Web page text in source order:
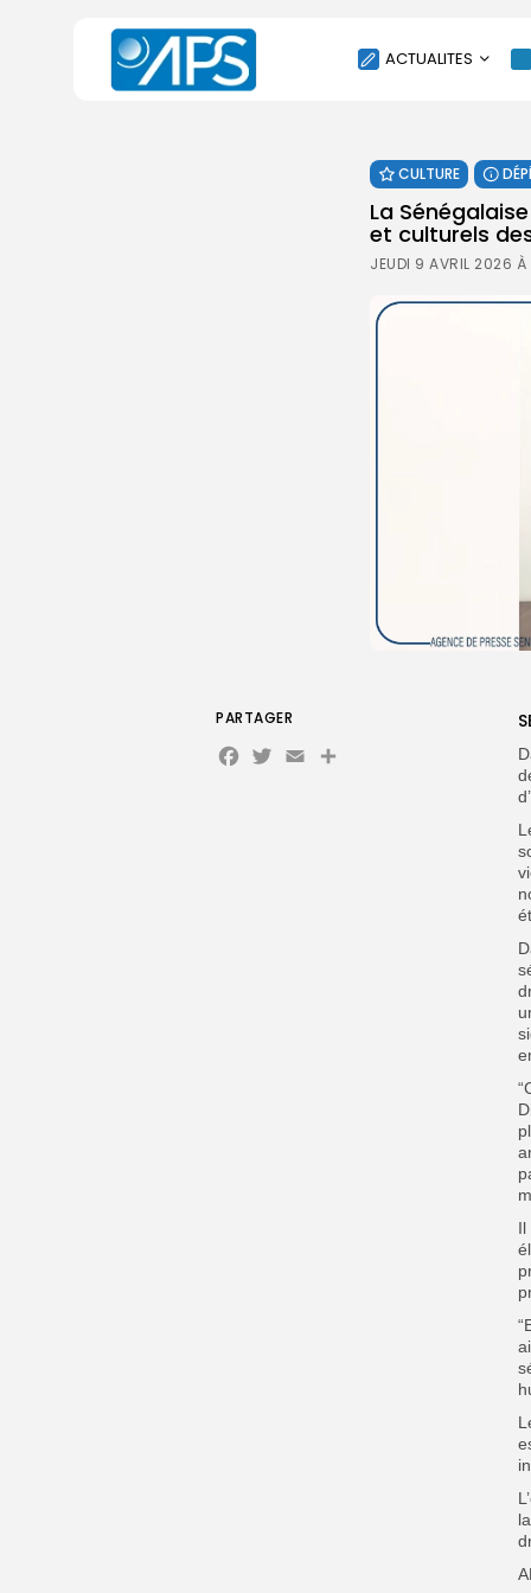
ACTUALITES
SOCIÉTÉ
ÉCONOMIE
CULTURE
ENVIRONNEMENT
CULTURE
La
et culturels
JEUDI 9 AVRIL 2026 À
Il
PARTAGER
Facebook
Twitter
Email